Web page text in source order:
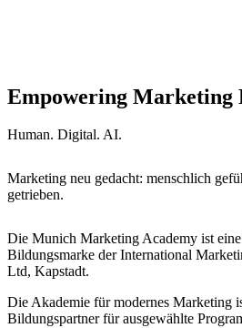
Empowering Marketing
Human. Digital. AI.
Marketing neu gedacht: menschlich
getrieben.
Die Munich Marketing Academy ist
Bildungsmarke der International
Ltd, Kapstadt.
Die Akademie für modernes Marketing
Bildungspartner für ausgewählte